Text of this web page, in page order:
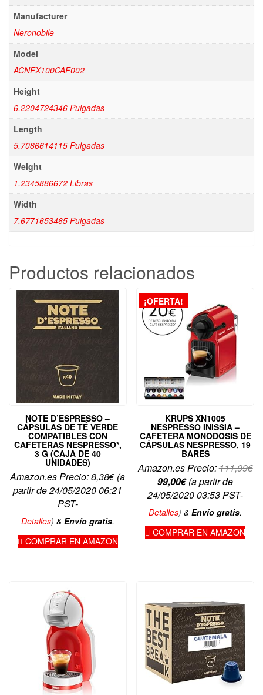
Manufacturer
Neronobile
Model
ACNFX100CAF002
Height
6.2204724346 Pulgadas
Length
5.7086614115 Pulgadas
Weight
1.2345886672 Libras
Width
7.6771653465 Pulgadas
Productos relacionados
NOTE D’ESPRESSO –
CÁPSULAS DE TÉ VERDE
COMPATIBLES CON
CAFETERAS NESPRESSO*,
3 G (CAJA DE 40
UNIDADES)
Amazon.es Precio:8,38€(a
partir de 24/05/2020 06:21
PST-
Detalles) & Envío gratis.
COMPRAR EN AMAZON
¡OFERTA!
KRUPS XN1005
NESPRESSO INISSIA –
CAFETERA MONODOSIS DE
CÁPSULAS NESPRESSO, 19
BARES
Amazon.es Precio:111,99€El
99,00€El
precio
actual
99,00€.
(a partir de
24/05/2020 03:53 PST-
Detalles)&Envío gratis.
COMPRAR EN AMAZON